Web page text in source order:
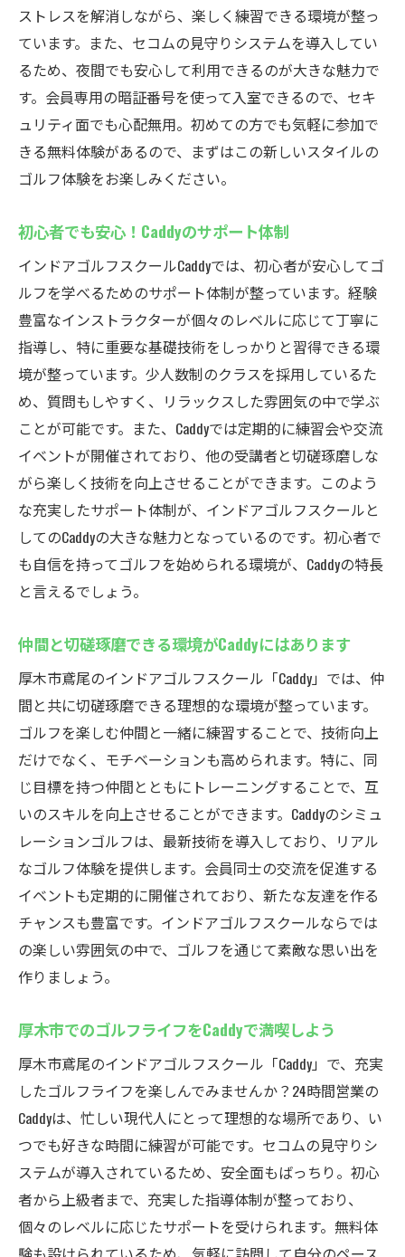
効率的にスイング改善！最新シミュレーション
技術を駆使したCaddyのインドアゴルフスクール
シミュレーション技術を活用したトレーニ
ング
スイング解析で自分のフォームを見直そう
スキル向上を目指すための設備紹介
Caddyの先進的なトレーニングプログラム
定期的な進捗確認でモチベーションを維持
24時間いつでも利用可能！厚木市鳶尾のCaddyで
ゴルフスキルを上達させよう
時間を気にせず、いつでも練習できる環境
仕事帰りに便利！夜間利用のメリット
自分のペースでスキルアップするためのヒ
ント
利用者の声から見るCaddyの魅力
夜間でも安全に練習できる理由
上達を実感できる24時間の練習場
安全で快適なゴルフ練習環境！Caddyの会員専用
暗証番号システムとは
安心して利用できる暗証番号の重要性
プライバシーを守るための取り組み
会員専用システムの登録方法と利用方法
安全と快適さを両立するための工夫
セキュリティ面も充実したCaddyの魅力
インドアゴルフで健康維持！厚木市鳶尾にある
Caddyの魅力を徹底解説
ゴルフで健康維持を図るためのポイント
インドアゴルフの健康効果とは？
日常に取り入れたい健康的なゴルフライフ
Caddyの充実した練習設備を活用しよう
ゴルフを通じた健康維持の体験談
ストレスを解消しながら、楽しく練習できる環境が整っ
ています。また、セコムの見守りシステムを導入してい
るため、夜間でも安心して利用できるのが大きな魅力で
す。会員専用の暗証番号を使って入室できるので、セキ
ュリティ面でも心配無用。初めての方でも気軽に参加で
きる無料体験があるので、まずはこの新しいスタイルの
ゴルフ体験をお楽しみください。
初心者でも安心！Caddyのサポート体制
インドアゴルフスクールCaddyでは、初心者が安心してゴ
ルフを学べるためのサポート体制が整っています。経験
豊富なインストラクターが個々のレベルに応じて丁寧に
指導し、特に重要な基礎技術をしっかりと習得できる環
境が整っています。少人数制のクラスを採用しているた
め、質問もしやすく、リラックスした雰囲気の中で学ぶ
ことが可能です。また、Caddyでは定期的に練習会や交流
イベントが開催されており、他の受講者と切磋琢磨しな
がら楽しく技術を向上させることができます。このよう
な充実したサポート体制が、インドアゴルフスクールと
してのCaddyの大きな魅力となっているのです。初心者で
も自信を持ってゴルフを始められる環境が、Caddyの特長
と言えるでしょう。
仲間と切磋琢磨できる環境がCaddyにはあります
厚木市鳶尾のインドアゴルフスクール「Caddy」では、仲
間と共に切磋琢磨できる理想的な環境が整っています。
ゴルフを楽しむ仲間と一緒に練習することで、技術向上
だけでなく、モチベーションも高められます。特に、同
じ目標を持つ仲間とともにトレーニングすることで、互
いのスキルを向上させることができます。Caddyのシミュ
レーションゴルフは、最新技術を導入しており、リアル
なゴルフ体験を提供します。会員同士の交流を促進する
イベントも定期的に開催されており、新たな友達を作る
チャンスも豊富です。インドアゴルフスクールならでは
の楽しい雰囲気の中で、ゴルフを通じて素敵な思い出を
作りましょう。
厚木市でのゴルフライフをCaddyで満喫しよう
厚木市鳶尾のインドアゴルフスクール「Caddy」で、充実
したゴルフライフを楽しんでみませんか？24時間営業の
Caddyは、忙しい現代人にとって理想的な場所であり、い
つでも好きな時間に練習が可能です。セコムの見守りシ
ステムが導入されているため、安全面もばっちり。初心
者から上級者まで、充実した指導体制が整っており、
個々のレベルに応じたサポートを受けられます。無料体